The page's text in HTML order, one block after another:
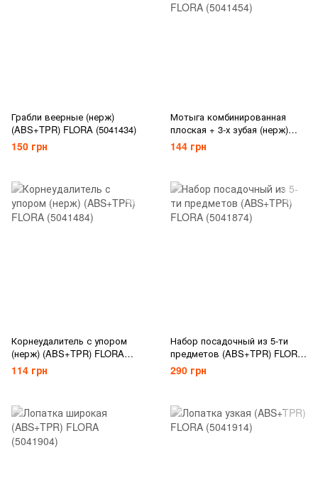
Грабли веерные (нерж)
(ABS+TPR) FLORA (5041434)
150 грн
Мотыга комбинированная
плоская + 3-х зубая (нерж)
(ABS+TPR) FLORA (5041454)
144 грн
Корнеудалитель с упором
(нерж) (ABS+TPR) FLORA
(5041484)
114 грн
Набор посадочный из 5-ти
предметов (ABS+TPR) FLORA
(5041874)
290 грн